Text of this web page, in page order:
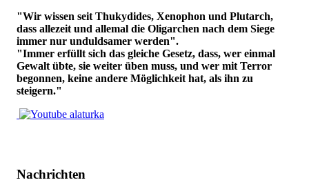
"Wir wissen seit Thukydides, Xenophon und Plutarch,
dass allezeit und allemal die Oligarchen nach dem Siege
immer nur unduldsamer werden".
"Immer erfüllt sich das gleiche Gesetz, dass, wer einmal
Gewalt übte, sie weiter üben muss, und wer mit Terror
begonnen, keine andere Möglichkeit hat, als ihn zu
steigern."
Nachrichten